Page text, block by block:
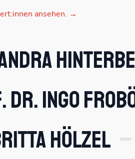
ansehen. →
Dr. Ingo
Hölzel